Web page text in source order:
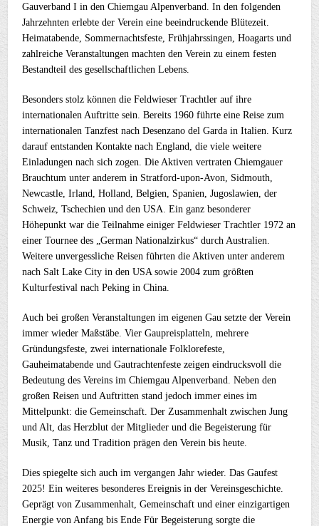
Gauverband I in den Chiemgau Alpenverband. In den folgenden
Jahrzehnten erlebte der Verein eine beeindruckende Blütezeit.
Heimatabende, Sommernachtsfeste, Frühjahrssingen, Hoagarts und
zahlreiche Veranstaltungen machten den Verein zu einem festen
Bestandteil des gesellschaftlichen Lebens.
Besonders stolz können die Feldwieser Trachtler auf ihre
internationalen Auftritte sein. Bereits 1960 führte eine Reise zum
internationalen Tanzfest nach Desenzano del Garda in Italien. Kurz
darauf entstanden Kontakte nach England, die viele weitere
Einladungen nach sich zogen. Die Aktiven vertraten Chiemgauer
Brauchtum unter anderem in Stratford-upon-Avon, Sidmouth,
Newcastle, Irland, Holland, Belgien, Spanien, Jugoslawien, der
Schweiz, Tschechien und den USA. Ein ganz besonderer
Höhepunkt war die Teilnahme einiger Feldwieser Trachtler 1972 an
einer Tournee des „German Nationalzirkus“ durch Australien.
Weitere unvergessliche Reisen führten die Aktiven unter anderem
nach Salt Lake City in den USA sowie 2004 zum größten
Kulturfestival nach Peking in China.
Auch bei großen Veranstaltungen im eigenen Gau setzte der Verein
immer wieder Maßstäbe. Vier Gaupreisplatteln, mehrere
Gründungsfeste, zwei internationale Folklorefeste,
Gauheimatabende und Gautrachtenfeste zeigen eindrucksvoll die
Bedeutung des Vereins im Chiemgau Alpenverband. Neben den
großen Reisen und Auftritten stand jedoch immer eines im
Mittelpunkt: die Gemeinschaft. Der Zusammenhalt zwischen Jung
und Alt, das Herzblut der Mitglieder und die Begeisterung für
Musik, Tanz und Tradition prägen den Verein bis heute.
Dies spiegelte sich auch im vergangen Jahr wieder. Das Gaufest
2025! Ein weiteres besonderes Ereignis in der Vereinsgeschichte.
Geprägt von Zusammenhalt, Gemeinschaft und einer einzigartigen
Energie von Anfang bis Ende Für Begeisterung sorgte die